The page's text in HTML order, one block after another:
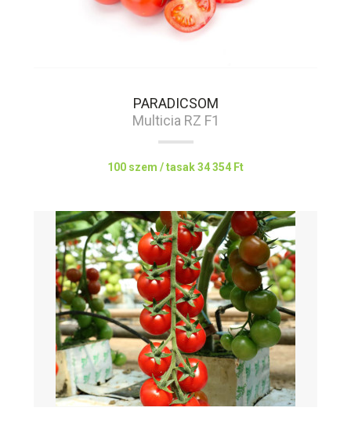
PARADICSOM
Multicia RZ F1
100 szem / tasak34 354 Ft